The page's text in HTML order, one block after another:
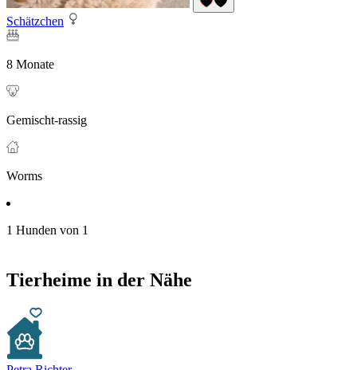
Schätzchen
8 Monate
Gemischt-rassig
Worms
1 Hunden von 1
Tierheime in der Nähe